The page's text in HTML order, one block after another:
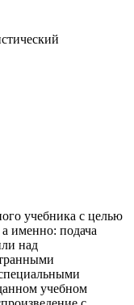
учебника с целью
именно: подача
над
учебном